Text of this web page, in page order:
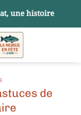
une histoire
de